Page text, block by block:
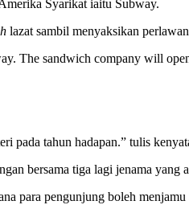
Syarikat iaitu Subway.
lazat sambil menyaksikan
The sandwich company will
pada tahun hadapan.” tulis
bersama tiga lagi jenama yang
para pengunjung boleh